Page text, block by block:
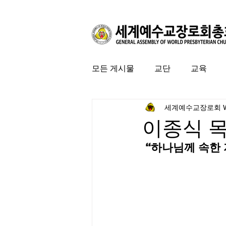
모든 게시물 교단 교육
특집 미국
이종식
세계예수교장로회
“하나님께 속한